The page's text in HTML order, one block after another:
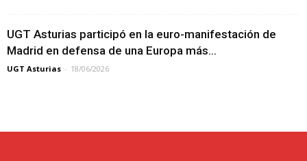
UGT Asturias participó en la euro-manifestación de
Madrid en defensa de una Europa más...
UGT Asturias - 18/06/2026